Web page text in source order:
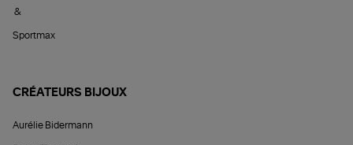
&
Sportmax
CRÉATEURS BIJOUX
Aurélie Bidermann